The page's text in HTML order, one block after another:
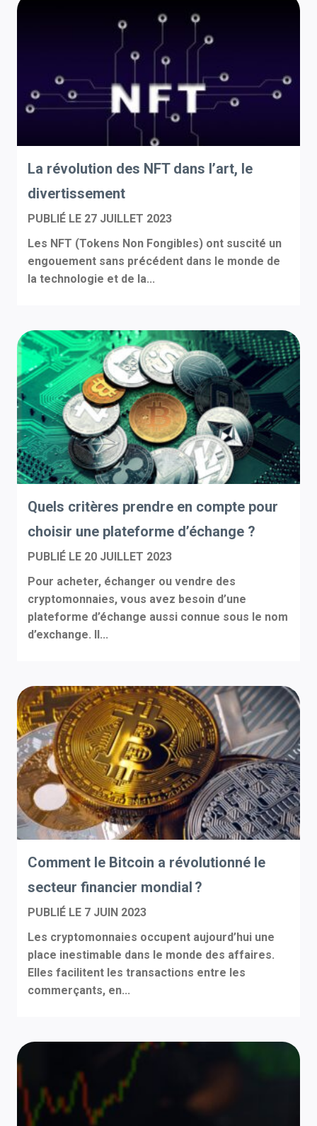
La révolution des NFT dans l’art, le
divertissement
PUBLIÉ LE 27 JUILLET 2023
Les NFT (Tokens Non Fongibles) ont suscité un
engouement sans précédent dans le monde de
la technologie et de la...
Quels critères prendre en compte pour
choisir une plateforme d’échange ?
PUBLIÉ LE 20 JUILLET 2023
Pour acheter, échanger ou vendre des
cryptomonnaies, vous avez besoin d’une
plateforme d’échange aussi connue sous le nom
d’exchange. Il...
Comment le Bitcoin a révolutionné le
secteur financier mondial ?
PUBLIÉ LE 7 JUIN 2023
Les cryptomonnaies occupent aujourd’hui une
place inestimable dans le monde des affaires.
Elles facilitent les transactions entre les
commerçants, en...